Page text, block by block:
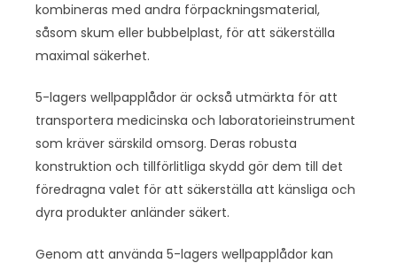
kombineras med andra förpackningsmaterial,
såsom skum eller bubbelplast, för att säkerställa
maximal säkerhet.
5-lagers wellpapplådor är också utmärkta för att
transportera medicinska och laboratorieinstrument
som kräver särskild omsorg. Deras robusta
konstruktion och tillförlitliga skydd gör dem till det
föredragna valet för att säkerställa att känsliga och
dyra produkter anländer säkert.
Genom att använda 5-lagers wellpapplådor kan